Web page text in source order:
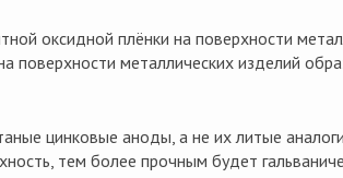
оксидной плёнки на поверхности
поверхности металлических изделий
цинковые аноды, а не их литые
тем более прочным будет